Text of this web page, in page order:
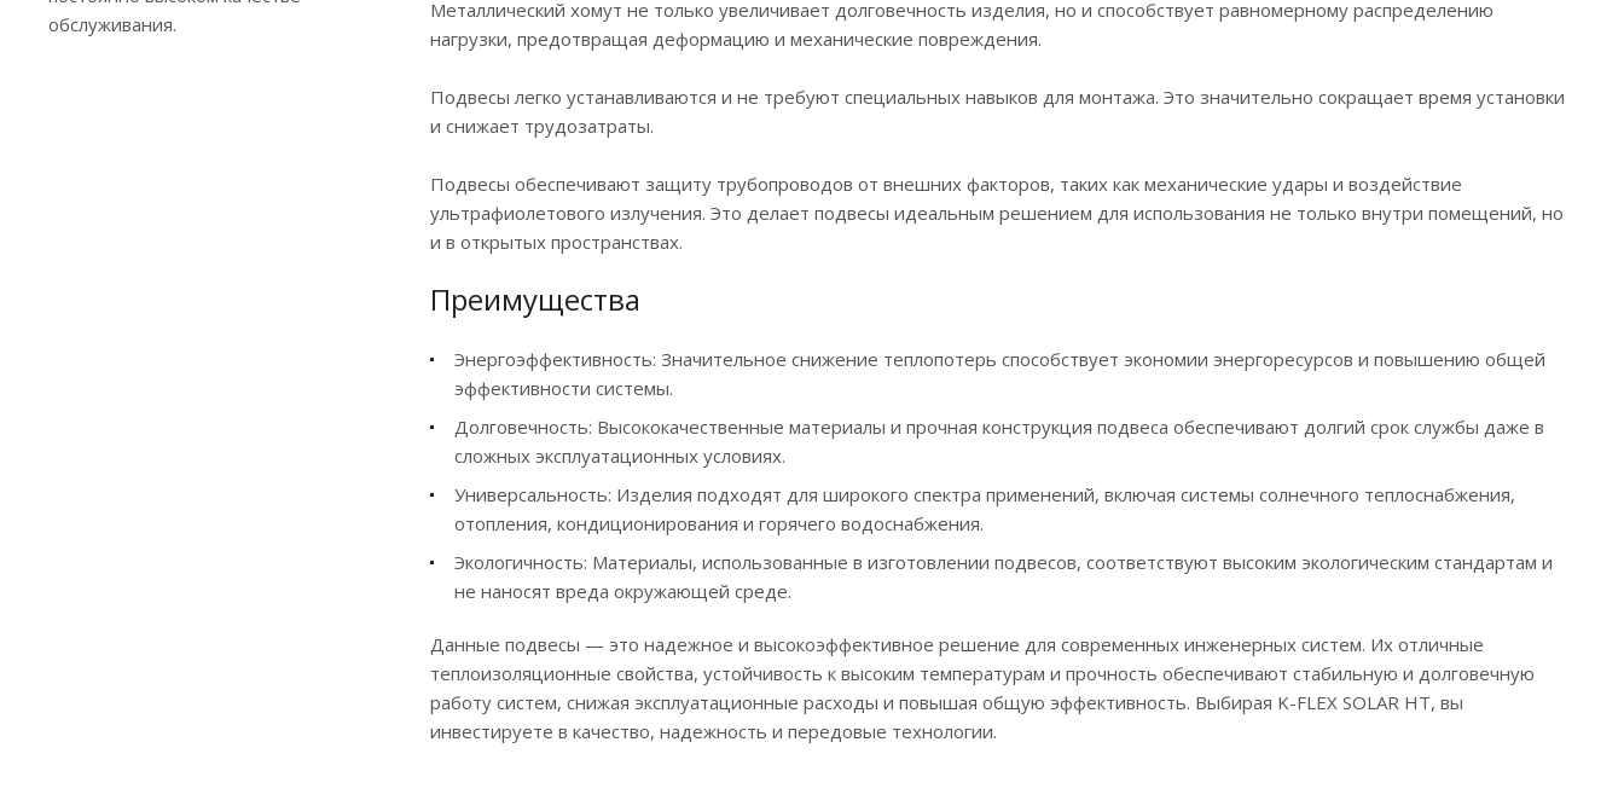
Металлический хомут не только увеличивает долговечность изделия, но и способствует равномерному распределению
нагрузки, предотвращая деформацию и механические повреждения.
Подвесы легко устанавливаются и не требуют специальных навыков для монтажа. Это значительно сокращает время установки
и снижает трудозатраты.
Подвесы обеспечивают защиту трубопроводов от внешних факторов, таких как механические удары и воздействие
ультрафиолетового излучения. Это делает подвесы идеальным решением для использования не только внутри помещений, но
и в открытых пространствах.
Преимущества
Энергоэффективность: Значительное снижение теплопотерь способствует экономии энергоресурсов и повышению общей
эффективности системы.
Долговечность: Высококачественные материалы и прочная конструкция подвеса обеспечивают долгий срок службы даже в
сложных эксплуатационных условиях.
Универсальность: Изделия подходят для широкого спектра применений, включая системы солнечного теплоснабжения,
отопления, кондиционирования и горячего водоснабжения.
Экологичность: Материалы, использованные в изготовлении подвесов, соответствуют высоким экологическим стандартам и
не наносят вреда окружающей среде.
Данные подвесы — это надежное и высокоэффективное решение для современных инженерных систем. Их отличные
теплоизоляционные свойства, устойчивость к высоким температурам и прочность обеспечивают стабильную и долговечную
работу систем, снижая эксплуатационные расходы и повышая общую эффективность. Выбирая K-FLEX SOLAR HT, вы
инвестируете в качество, надежность и передовые технологии.
обслуживания.